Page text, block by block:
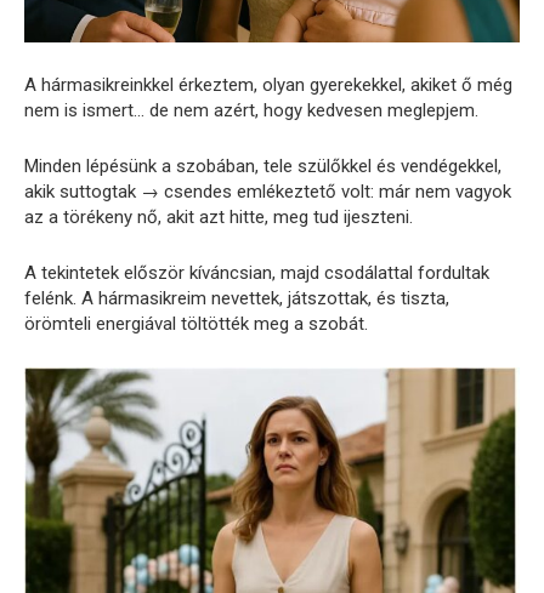
A hármasikreinkkel érkeztem, olyan gyerekekkel, akiket ő még
nem is ismert… de nem azért, hogy kedvesen meglepjem.
Minden lépésünk a szobában, tele szülőkkel és vendégekkel,
akik suttogtak → csendes emlékeztető volt: már nem vagyok
az a törékeny nő, akit azt hitte, meg tud ijeszteni.
A tekintetek először kíváncsian, majd csodálattal fordultak
felénk. A hármasikreim nevettek, játszottak, és tiszta,
örömteli energiával töltötték meg a szobát.